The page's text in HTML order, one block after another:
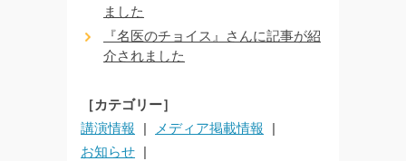
ました
『名医のチョイス』さんに記事が紹
介されました
［カテゴリー］
講演情報
メディア掲載情報
お知らせ